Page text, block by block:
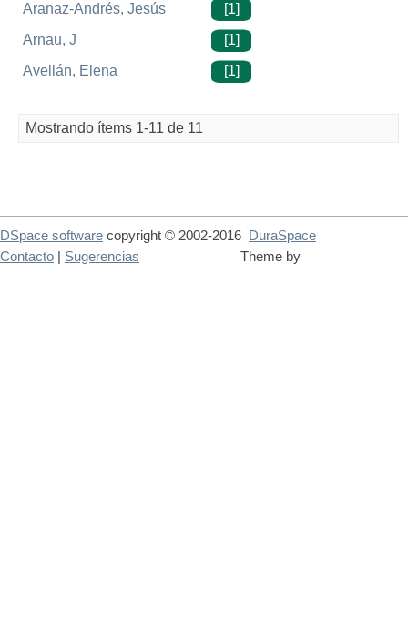
Aranaz-Andrés, Jesús
[1]
Arnau, J
[1]
Avellán, Elena
[1]
Mostrando ítems 1-11 de 11
DSpace software copyright © 2002-2016
DuraSpace
Theme by
Contacto Sugerencias